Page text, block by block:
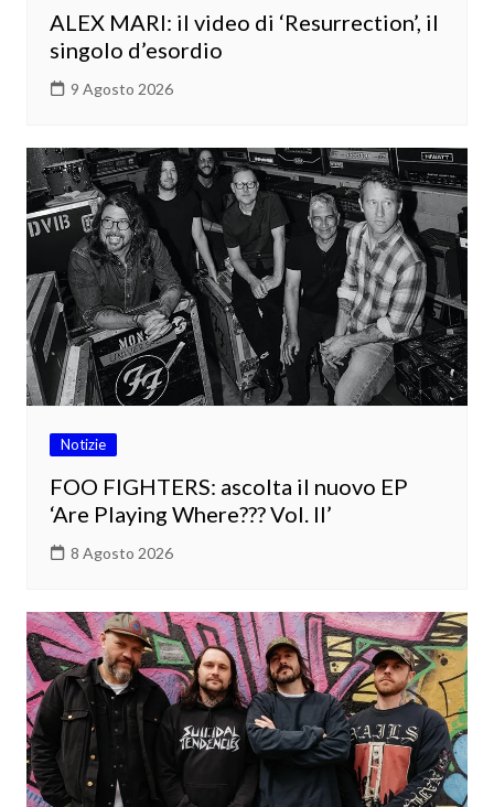
ALEX MARI: il video di ‘Resurrection’, il
singolo d’esordio
9 Agosto 2026
Notizie
FOO FIGHTERS: ascolta il nuovo EP
‘Are Playing Where??? Vol. II’
8 Agosto 2026